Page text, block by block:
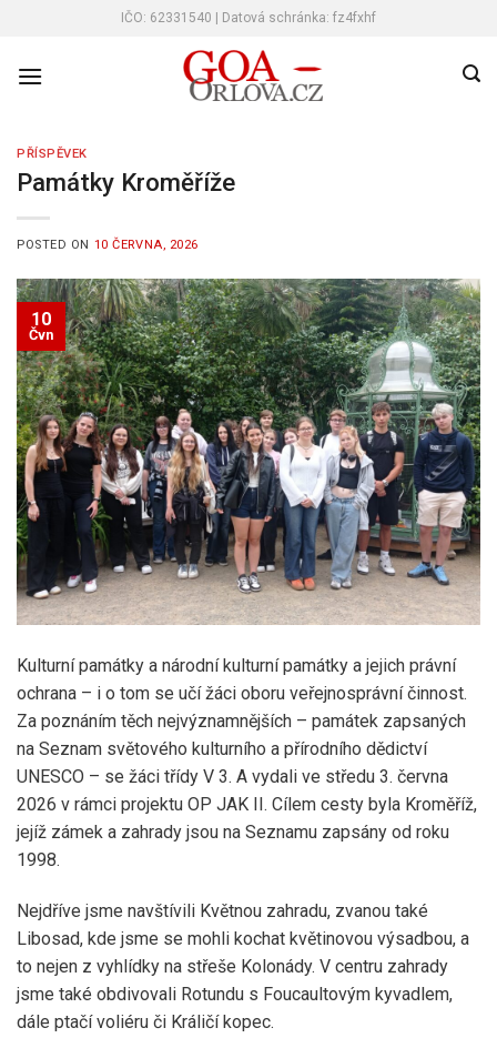
content
IČO: 62331540 | Datová schránka: fz4fxhf
PŘÍSPĚVEK
Památky Kroměříže
POSTED ON 10 ČERVNA, 2026
10
Čvn
Kulturní památky a národní kulturní památky a jejich právní
ochrana – i o tom se učí žáci oboru veřejnosprávní činnost.
Za poznáním těch nejvýznamnějších – památek zapsaných
na Seznam světového kulturního a přírodního dědictví
UNESCO – se žáci třídy V 3. A vydali ve středu 3. června
2026 v rámci projektu OP JAK II. Cílem cesty byla Kroměříž,
jejíž zámek a zahrady jsou na Seznamu zapsány od roku
1998.
Nejdříve jsme navštívili Květnou zahradu, zvanou také
Libosad, kde jsme se mohli kochat květinovou výsadbou, a
to nejen z vyhlídky na střeše Kolonády. V centru zahrady
jsme také obdivovali Rotundu s Foucaultovým kyvadlem,
dále ptačí voliéru či Králičí kopec.